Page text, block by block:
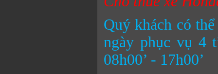
Quý khách có
ngày phục vụ 4
08h00’ - 17h00’